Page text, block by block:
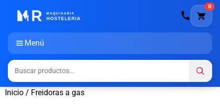
Menú
0
Inicio / Freidoras a gas